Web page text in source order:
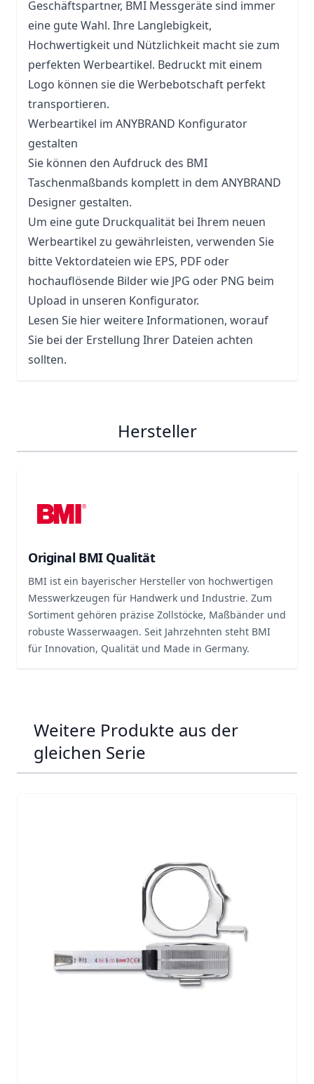
Geschäftspartner, BMI Messgeräte sind immer
eine gute Wahl. Ihre Langlebigkeit,
Hochwertigkeit und Nützlichkeit macht sie zum
perfekten Werbeartikel. Bedruckt mit einem
Logo können sie die Werbebotschaft perfekt
transportieren.
Werbeartikel im ANYBRAND Konfigurator
gestalten
Sie können den Aufdruck des BMI
Taschenmaßbands komplett in dem ANYBRAND
Designer gestalten.
Um eine gute Druckqualität bei Ihrem neuen
Werbeartikel zu gewährleisten, verwenden Sie
bitte Vektordateien wie EPS, PDF oder
hochauflösende Bilder wie JPG oder PNG beim
Upload in unseren Konfigurator.
Lesen Sie hier weitere Informationen, worauf
Sie bei der Erstellung Ihrer Dateien achten
sollten.
Hersteller
Original BMI Qualität
BMI ist ein bayerischer Hersteller von hochwertigen
Messwerkzeugen für Handwerk und Industrie. Zum
Sortiment gehören präzise Zollstöcke, Maßbänder und
robuste Wasserwaagen. Seit Jahrzehnten steht BMI
für Innovation, Qualität und Made in Germany.
Weitere Produkte aus der
gleichen Serie